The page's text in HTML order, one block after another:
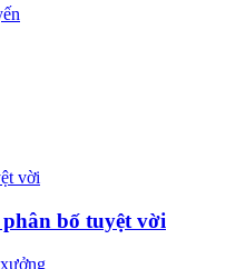
bố tuyệt vời